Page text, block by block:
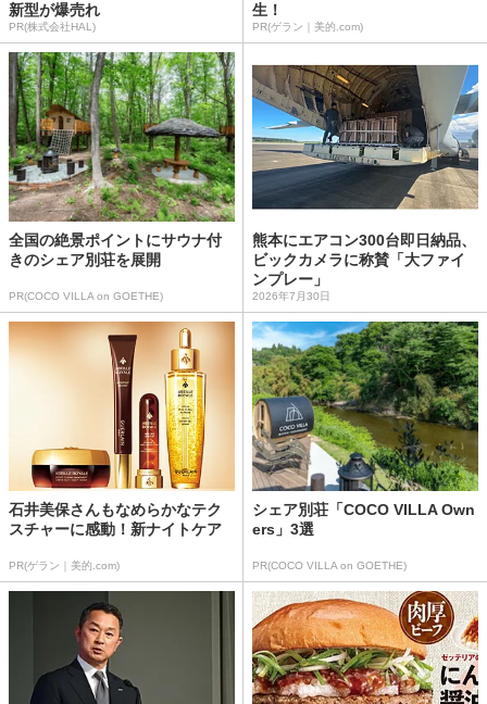
新型が爆売れ
PR(株式会社HAL)
生！
PR(ゲラン｜美的.com)
全国の絶景ポイントにサウナ付
きのシェア別荘を展開
PR(COCO VILLA on GOETHE)
熊本にエアコン300台即日納品、
ビックカメラに称賛「大ファイ
ンプレー」
2026年7月30日
石井美保さんもなめらかなテク
スチャーに感動！新ナイトケア
PR(ゲラン｜美的.com)
シェア別荘「COCO VILLA Own
ers」3選
PR(COCO VILLA on GOETHE)